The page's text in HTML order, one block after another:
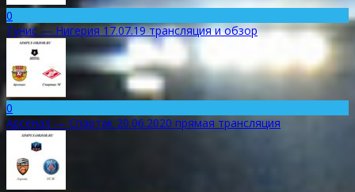
0
Тунис — Нигерия 17.07.19 трансляция и обзор
0
Арсенал — Спартак 20.06.2020 прямая трансляция